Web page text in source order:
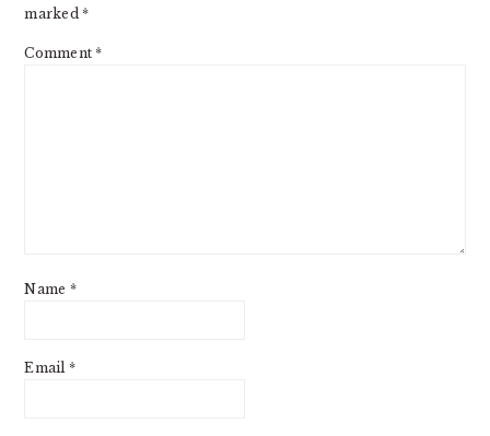
marked*
Comment*
Name *
Email *